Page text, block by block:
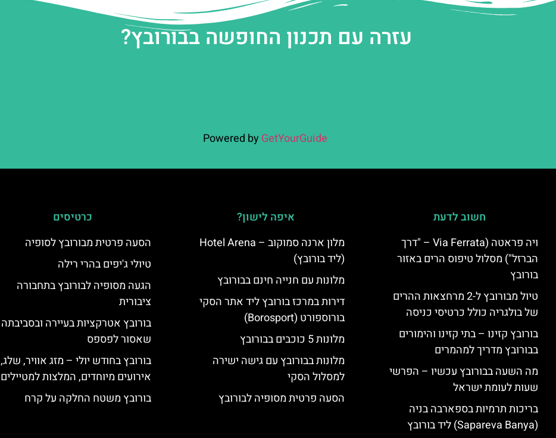
עזרה עם תכנון החופשה בבורובץ?
Powered by GetYourGuide
חשוב לדעת
ויה פראטה (Via Ferrata – "דרך
הברזל") מסלול טיפוס הרים באזור
בורובץ
טיול מבורובץ ל-2 מרחצאות ההרים
של בולגריה כולל כרטיסי כניסה
בורובץ קזינו – בתי קזינו והימורים
בבורובץ מדריך למהמרים
מה השעה בבורובץ עכשיו – הפרשי
שעות לעומת ישראל
בריכות תרמיות בספארבה בניה
(Sapareva Banya) ליד בורובץ
איפה לישון?
מלון ארנה סמוקוב – Hotel Arena
(ליד בורובץ)
מלונות עם חנייה חינם בבורובץ
דירות במרכז בורובץ ליד אתר הסקי
בורוספורט (Borosport)
מלונות 5 כוכבים בבורובץ
מלונות בבורובץ עם גישה ישירה
למסלול הסקי
הסעה פרטית מסופיה לבורובץ
כרטיסים
הסעה פרטית מבורובץ לסופיה
טיולי ג'יפים בהרי רילה
הגעה מסופיה לבורובץ בתחבורה
ציבורית
בורובץ אטרקציות בעיירה ובסביבתה
שאסור לפספס
בורובץ בחודש יולי – מזג אוויר, שלג,
אירועים מיוחדים, המלצות למטיילים
בורובץ משטח החלקה על קרח